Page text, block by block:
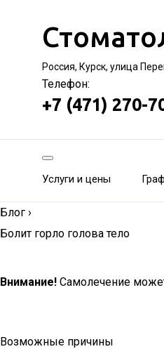
Россия, Курск, улица
Телефон:
+7 (471) 270-
Услуги и цены
Блог ›
Болит горло голова тело
Внимание! Самолечение
Возможные причины